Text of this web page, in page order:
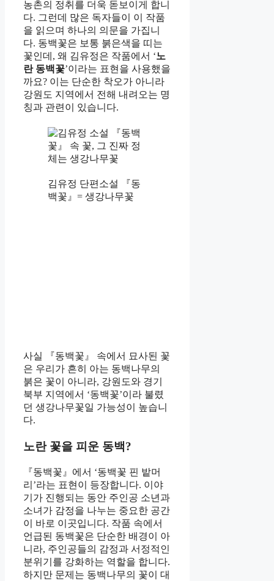
농촌의 정취를 더욱 돋보이게 합니
다. 그런데 많은 독자들이 이 작품
을 읽으며 하나의 의문을 가집니
다. 동백꽃은 보통 붉은색을 띠는
꽃인데, 왜 김유정은 작품에서 ‘노
란 동백꽃’이라는 표현을 사용했을
까요? 이는 단순한 착오가 아니라
강원도 지역에서 전해 내려오는 명
칭과 관련이 있습니다.
김유정 단편소설 『동
백꽃』= 생강나무꽃
사실 『동백꽃』 속에서 묘사된 꽃
은 우리가 흔히 아는 동백나무의
붉은 꽃이 아니라, 강원도와 경기
북부 지역에서 ‘동백꽃’이라 불렸
던 생강나무꽃일 가능성이 높습니
다.
노란 꽃을 피운 동백?
『동백꽃』에서 ‘동백꽃 핀 밭머
리’라는 표현이 등장합니다. 이야
기가 진행되는 동안 주인공 소년과
소녀가 감정을 나누는 중요한 공간
이 바로 이곳입니다. 작품 속에서
언급된 동백꽃은 단순한 배경이 아
니라, 주인공들의 감정과 서정적인
분위기를 강화하는 역할을 합니다.
하지만 문제는 동백나무의 꽃이 대